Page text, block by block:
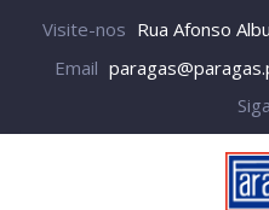
Visite-nos Rua Afonso
Email